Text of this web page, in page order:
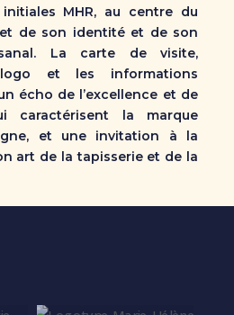
MHR, au centre du
de son identité et de son
La carte de visite,
et les informations
écho de l’excellence et de
caractérisent la marque
et une invitation à la
art de la tapisserie et de la